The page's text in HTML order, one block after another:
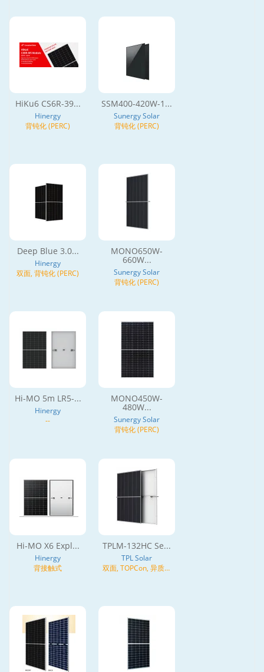
HiKu6 CS6R-39...
Hinergy
背钝化 (PERC)
SSM400-420W-1...
Sunergy Solar
背钝化 (PERC)
Deep Blue 3.0...
Hinergy
双面, 背钝化 (PERC)
MONO650W-
660W...
Sunergy Solar
背钝化 (PERC)
Hi-MO 5m LR5-...
Hinergy
--
MONO450W-
480W...
Sunergy Solar
背钝化 (PERC)
Hi-MO X6 Expl...
Hinergy
背接触式
TPLM-132HC Se...
TPL Solar
双面, TOPCon, 异质结